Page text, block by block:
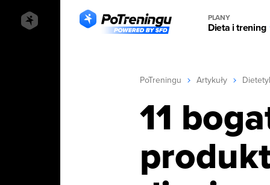
PLANY
Dieta i trening
PoTreningu Artykuły
11